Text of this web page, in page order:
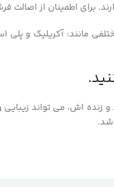
برای اطمینان از
آکریلیک و پلی
اش، می تواند